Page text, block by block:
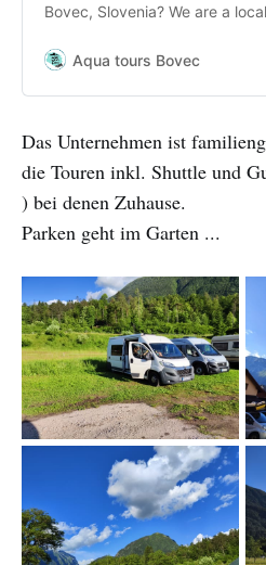
Bovec, Slovenia? We are a local
adventurous activities. ➤ Check
Aqua tours Bovec
Das Unternehmen ist
die Touren inkl. Shuttle und
) bei denen Zuhause.
Parken geht im Garten ...